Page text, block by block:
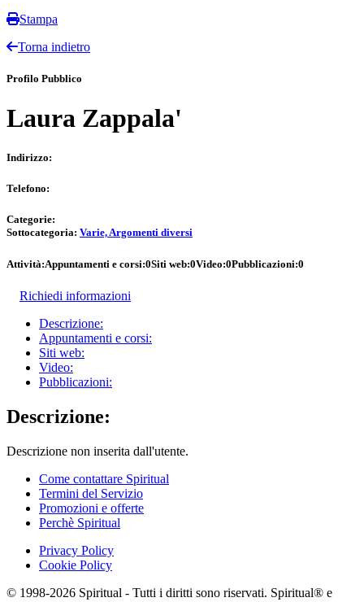
Stampa
Torna indietro
Profilo Pubblico
Laura Zappala'
Indirizzo:
Telefono:
Categorie:
Sottocategoria: Varie, Argomenti diversi
Attività:Appuntamenti e corsi:0Siti web:0Video:0Pubblicazioni:0
Richiedi informazioni
Descrizione:
Appuntamenti e corsi:
Siti web:
Video:
Pubblicazioni:
Descrizione:
Descrizione non inserita dall'utente.
Come contattare Spiritual
Termini del Servizio
Promozioni e offerte
Perchè Spiritual
Privacy Policy
Cookie Policy
© 1998-2026 Spiritual - Tutti i diritti sono riservati. Spiritual® e